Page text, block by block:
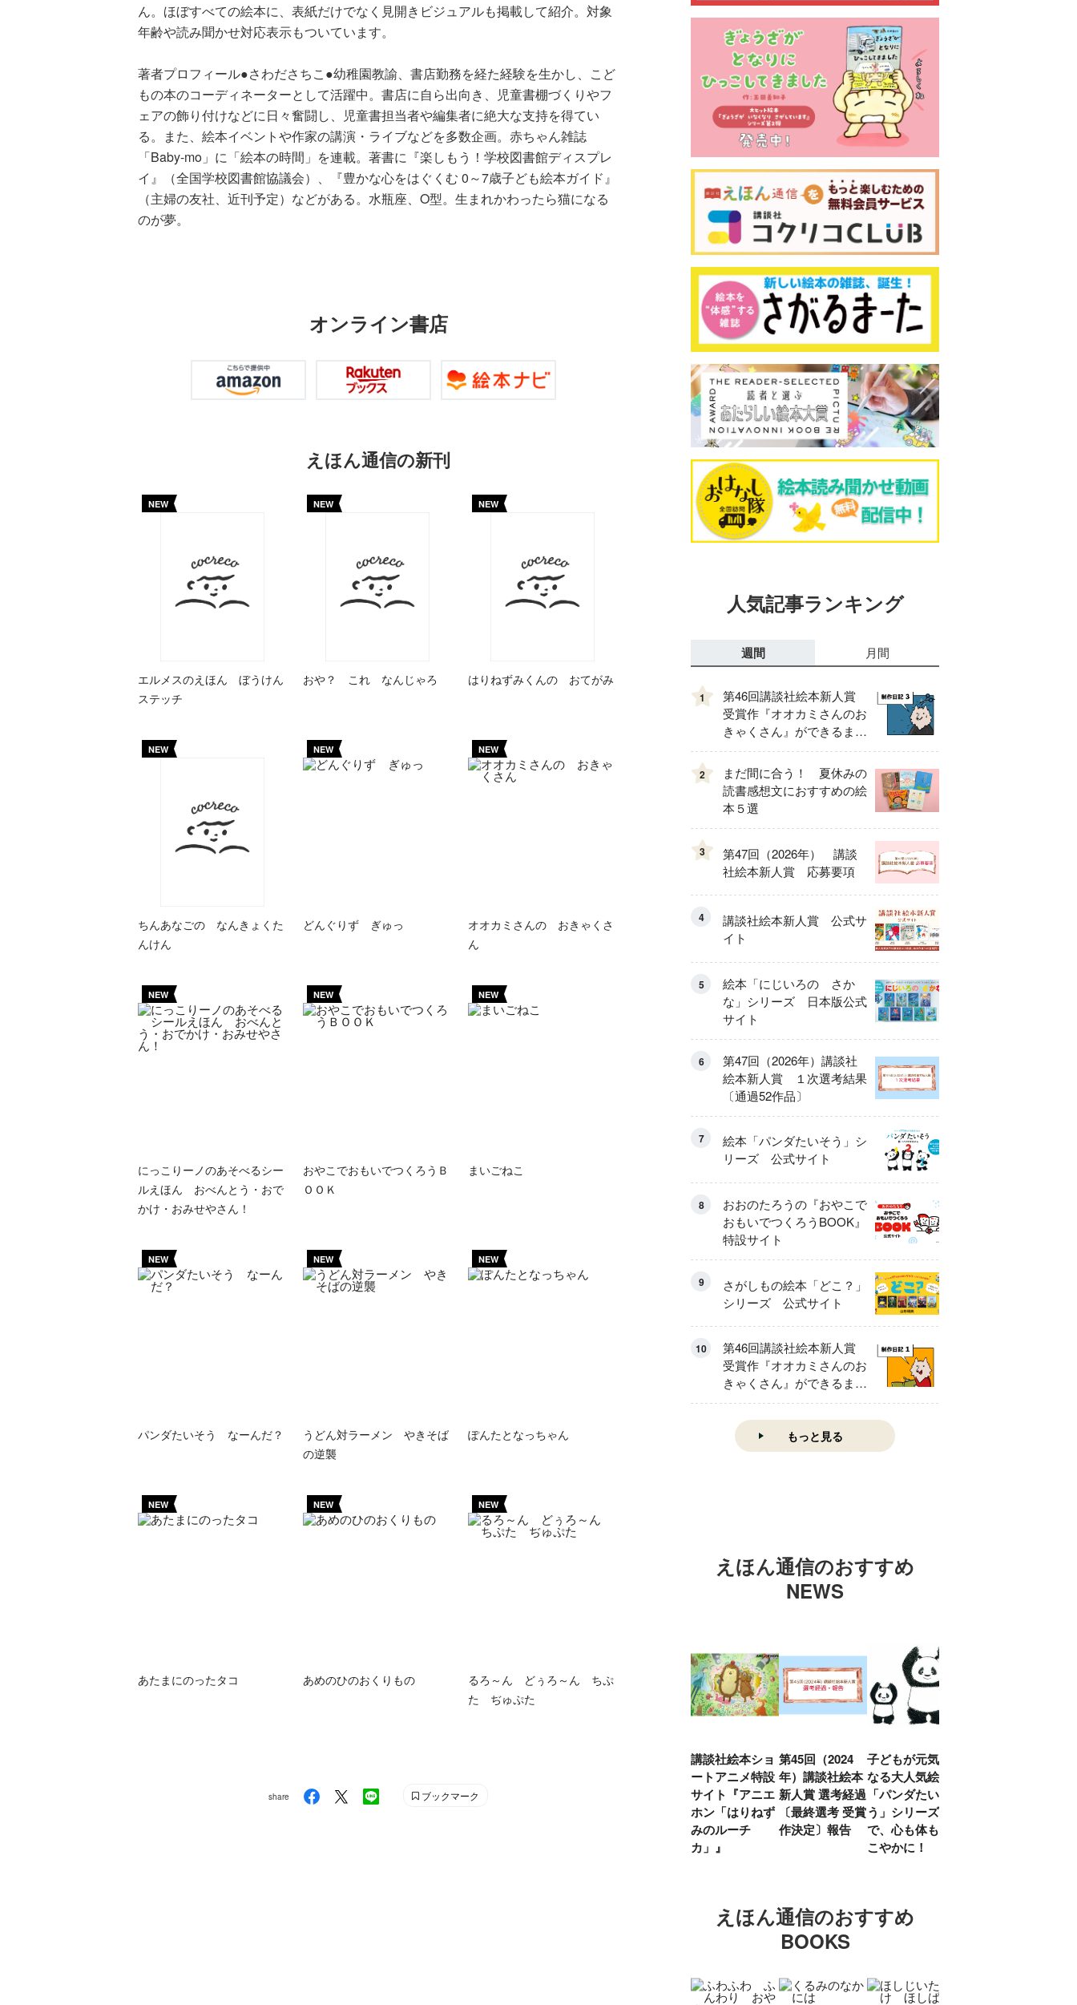
ん。ほぼすべての絵本に、表紙だけでなく見開きビジュアルも掲載して紹介。対象
年齢や読み聞かせ対応表示もついています。
著者プロフィール●さわださちこ●幼稚園教諭、書店勤務を経た経験を生かし、こど
もの本のコーディネーターとして活躍中。書店に自ら出向き、児童書棚づくりやフ
ェアの飾り付けなどに日々奮闘し、児童書担当者や編集者に絶大な支持を得てい
る。また、絵本イベントや作家の講演・ライブなどを多数企画。赤ちゃん雑誌
「Baby-mo」に「絵本の時間」を連載。著書に『楽しもう！学校図書館ディスプレ
イ』（全国学校図書館協議会）、『豊かな心をはぐくむ 0～7歳子ども絵本ガイド』
（主婦の友社、近刊予定）などがある。水瓶座、O型。生まれかわったら猫になる
のが夢。
オンライン書店
えほん通信の新刊
NEW
エルメスのえほん ぼうけん
ステッチ
NEW
おや？ これ なんじゃろ
NEW
はりねずみくんの おてがみ
NEW
ちんあなごの なんきょくた
んけん
NEW
どんぐりず ぎゅっ
NEW
オオカミさんの おきゃくさ
ん
NEW
にっこりーノのあそべるシー
ルえほん おべんとう・おで
かけ・おみせやさん！
NEW
おやこでおもいでつくろうＢ
ＯＯＫ
NEW
まいごねこ
NEW
パンダたいそう なーんだ？
NEW
うどん対ラーメン やきそば
の逆襲
NEW
ぽんたとなっちゃん
NEW
あたまにのったタコ
NEW
あめのひのおくりもの
NEW
るろ～ん どぅろ～ん ちぷ
た ぢゅぷた
share ブックマーク
人気記事ランキング
週間 月間
1
第46回講談社絵本新人賞
受賞作『オオカミさんのお
きゃくさん』ができるまで
③
2
まだ間に合う！ 夏休みの
読書感想文におすすめの絵
本５選
3
第47回（2026年） 講談
社絵本新人賞 応募要項
4
講談社絵本新人賞 公式サ
イト
5
絵本「にじいろの さか
な」シリーズ 日本版公式
サイト
6
第47回（2026年）講談社
絵本新人賞 １次選考結果
〔通過52作品〕
7
絵本「パンダたいそう」シ
リーズ 公式サイト
8
おおのたろうの『おやこで
おもいでつくろうBOOK』
特設サイト
9
さがしもの絵本「どこ？」
シリーズ 公式サイト
10
第46回講談社絵本新人賞
受賞作『オオカミさんのお
きゃくさん』ができるまで
①
もっと見る
えほん通信のおすすめ
NEWS
講談社絵本ショ
ートアニメ特設
サイト『アニエ
ホン「はりねず
みのルーチ
カ」』
第45回（2024
年）講談社絵本
新人賞 選考経過
〔最終選考 受賞
作決定〕報告
子どもが元気に
なる大人気絵本
「パンダたいそ
う」シリーズ
で、心も体もす
こやかに！
えほん通信のおすすめ
BOOKS